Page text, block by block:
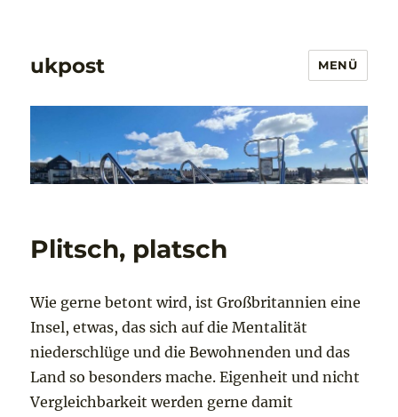
ukpost MENÜ
Plitsch, platsch
Wie gerne betont wird, ist Großbritannien eine
Insel, etwas, das sich auf die Mentalität
niederschlüge und die Bewohnenden und das
Land so besonders mache. Eigenheit und nicht
Vergleichbarkeit werden gerne damit